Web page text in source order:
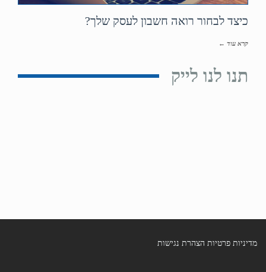
כיצד לבחור רואה חשבון לעסק שלך?
קרא עוד ←
תנו לנו לייק
מדיניות פרטיות הצהרת נגישות